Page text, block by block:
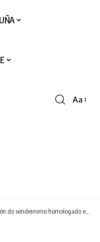
Aa
sendeirismo homologado en Galicia